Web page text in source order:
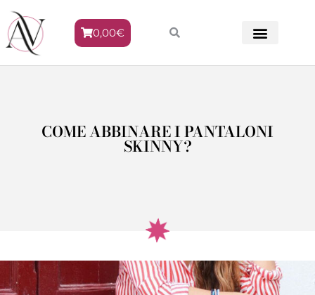
0,00€
COME ABBINARE I PANTALONI
SKINNY?